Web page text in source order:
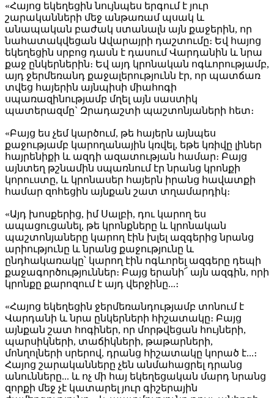
«Հայոց եկեղեցին նույնպես երգում է յուր
շարականների մեջ անթառամ պսակ և
անապական բաժակ ստանալն այն քաջերին, որ
նահատակվեցան Ավարայրի դաշտումը։ Եվ հայոց
եկեղեցին սրբոց դասն է դասում Վարդանին և նրա
քաջ ընկերներին։ Եվ այդ կրոնական ոգևորությամբ,
այդ ջերմեռանդ քաջալերությունն էր, որ պատճառ
տվեց հայերին այնպիսի միահոգի
սպառազինությամբ մղել այն սաստիկ
պատերազմը` Զրադաշտի պաշտոնյաների հետ։
«Բայց ես չեմ կարծում, թե հայերն այնպես
քաջությամբ կարողանային կռվել, եթե կռիվը լիներ
հայրենիքի և ազդի ազատության համար։ Բայց
այնտեղ թշնամին սպառնում էր նրանց կրոնքի
կորուստը, և կրոնասեր հայերն իրանց հավատքի
համար զոհեցին այնքան շատ տղամարդիկ։
«Այդ խոսքերից, իմ Սալբի, դու կարող ես
ապացուցանել, թե կրոնքները և կրոնական
պաշտոնյաները կարող էին խլել ազգերից նրանց
արիությունը և նրանց քաջությունը և
ընդհակառակը՝ կարող էին ոգևորել ազգերը դեպի
քաջագործություններ։ Բայց երանի՜ այն ազգին, որի
կրոնքը քարոզում է այդ վերջինը...։
«Հայոց եկեղեցին ջերմեռանդությամբ տոնում է
Վարդանի և նրա ընկերների հիշատակը։ Բայց
այնքան շատ հոգիներ, որ մորթվեցան հույների,
պարսիկների, տաճիկների, թաթարների,
մոնղոլների սրերով, դրանց հիշատակը կորած է...։
Հայոց շարականները չեն անմահացրել դրանց
անունները... և ոչ մի հայ եկեղեցական մարդ նրանց
զորքի մեջ չէ կատարել յուր գիշերային